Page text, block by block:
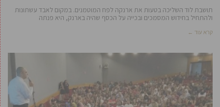
תושבת לוד השליכה בטעות את ארנקה לפח המוטמנים. במקום לאבד עשתונות
ולהתחיל בחידוש המסמכים ובכייה על הכסף שהיה בארנק, היא פנתה
קרא עוד ←